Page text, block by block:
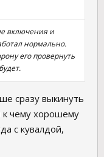
включения и
нормально.
его провернуть
сразу выкинуть
к чему хорошему
с кувалдой,